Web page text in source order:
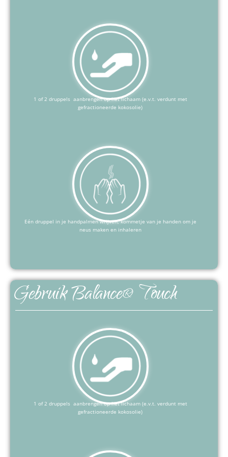
1 of 2 druppels aanbrengen op het lichaam (e.v.t. verdunt met
gefractioneerde kokosolie)
Eén druppel in je handpalmen wrijven, kommetje van je handen om je
neus maken en inhaleren
Gebruik Balance® Touch
1 of 2 druppels aanbrengen op het lichaam (e.v.t. verdunt met
gefractioneerde kokosolie)